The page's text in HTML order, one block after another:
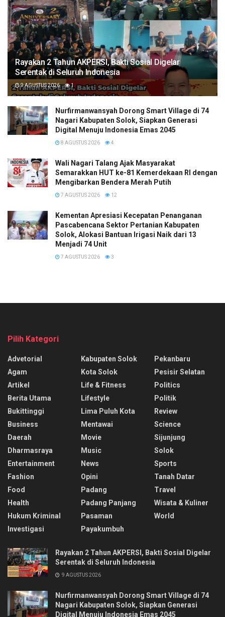
Rayakan 2 Tahun AKPERSI, Bakti Sosial Digelar
Serentak di Seluruh Indonesia
9 AGUSTUS 2026 1
Nurfirmanwansyah Dorong Smart Village di 74
Nagari Kabupaten Solok, Siapkan Generasi
Digital Menuju Indonesia Emas 2045
8 AGUSTUS 2026 4
Wali Nagari Talang Ajak Masyarakat
Semarakkan HUT ke-81 Kemerdekaan RI dengan
Mengibarkan Bendera Merah Putih
7 AGUSTUS 2026 12
Kementan Apresiasi Kecepatan Penanganan
Pascabencana Sektor Pertanian Kabupaten
Solok, Alokasi Bantuan Irigasi Naik dari 13
Menjadi 74 Unit
7 AGUSTUS 2026 3
Pilih Kategori
Advetorial
Agam
Artikel
Berita Utama
Bukittinggi
Business
Daerah
Dharmasraya
Entertainment
Fashion
Food
Health
Hukum Kriminal
Investigasi
Kabupaten Solok
Kota Solok
Life & Fitness
Lifestyle
Lima Puluh Kota
Mentawai
Movie
Music
News
Opini
Padang
Padang Panjang
Pasaman
Payakumbuh
Pekanbaru
Pesisir Selatan
Politics
Politik
Review
Science
Sijunjung
Solok
Sports
Tanah Datar
Travel
Wisata & Kuliner
World
Rayakan 2 Tahun AKPERSI, Bakti Sosial Digelar
Serentak di Seluruh Indonesia
9 AGUSTUS 2026
Nurfirmanwansyah Dorong Smart Village di 74
Nagari Kabupaten Solok, Siapkan Generasi
Digital Menuju Indonesia Emas 2045